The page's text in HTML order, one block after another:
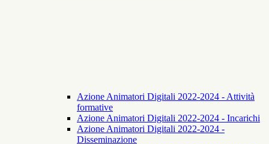
Azione Animatori Digitali 2022-2024 - Attività
formative
Azione Animatori Digitali 2022-2024 - Incarichi
Azione Animatori Digitali 2022-2024 -
Disseminazione